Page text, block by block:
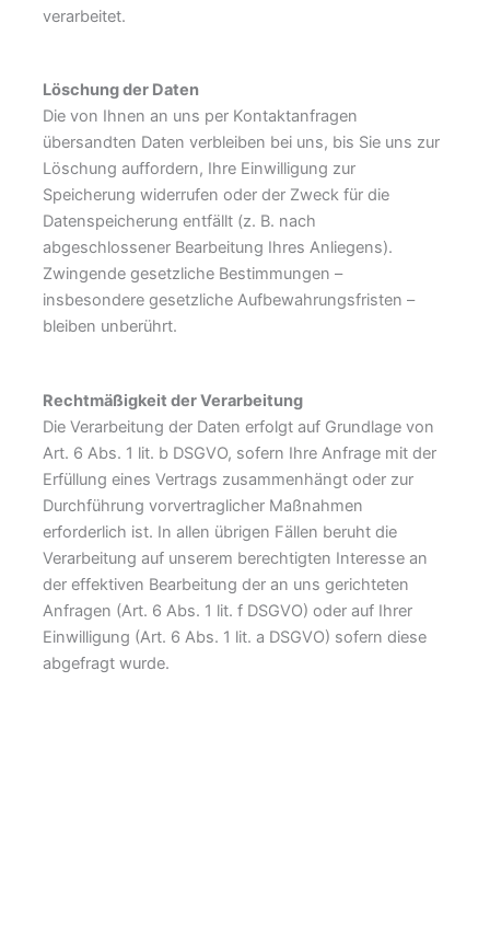
verarbeitet.
Löschung der Daten
Die von Ihnen an uns per Kontaktanfragen
übersandten Daten verbleiben bei uns, bis Sie uns zur
Löschung auffordern, Ihre Einwilligung zur
Speicherung widerrufen oder der Zweck für die
Datenspeicherung entfällt (z. B. nach
abgeschlossener Bearbeitung Ihres Anliegens).
Zwingende gesetzliche Bestimmungen –
insbesondere gesetzliche Aufbewahrungsfristen –
bleiben unberührt.
Rechtmäßigkeit der Verarbeitung
Die Verarbeitung der Daten erfolgt auf Grundlage von
Art. 6 Abs. 1 lit. b DSGVO, sofern Ihre Anfrage mit der
Erfüllung eines Vertrags zusammenhängt oder zur
Durchführung vorvertraglicher Maßnahmen
erforderlich ist. In allen übrigen Fällen beruht die
Verarbeitung auf unserem berechtigten Interesse an
der effektiven Bearbeitung der an uns gerichteten
Anfragen (Art. 6 Abs. 1 lit. f DSGVO) oder auf Ihrer
Einwilligung (Art. 6 Abs. 1 lit. a DSGVO) sofern diese
abgefragt wurde.